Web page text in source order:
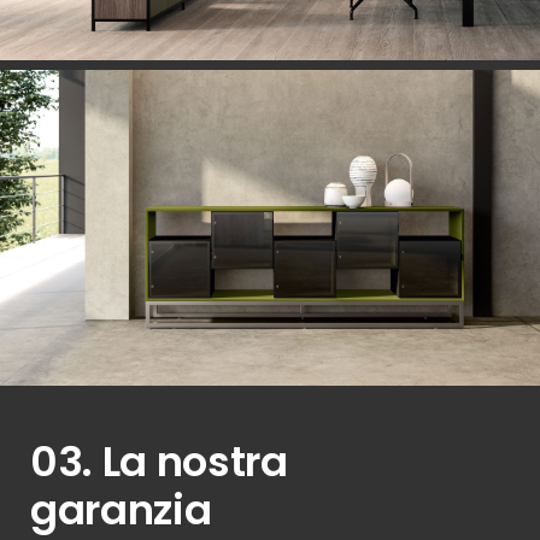
03. La nostra
garanzia